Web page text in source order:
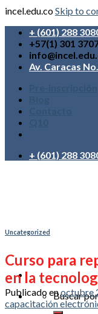
incel.edu.coSkip to
+ (601) 288
+57(1) 301
Av. Caracas
+ (601) 288
Buscar
Uncategorized
Curso para
en la
Publicado enoctubre
capacitación